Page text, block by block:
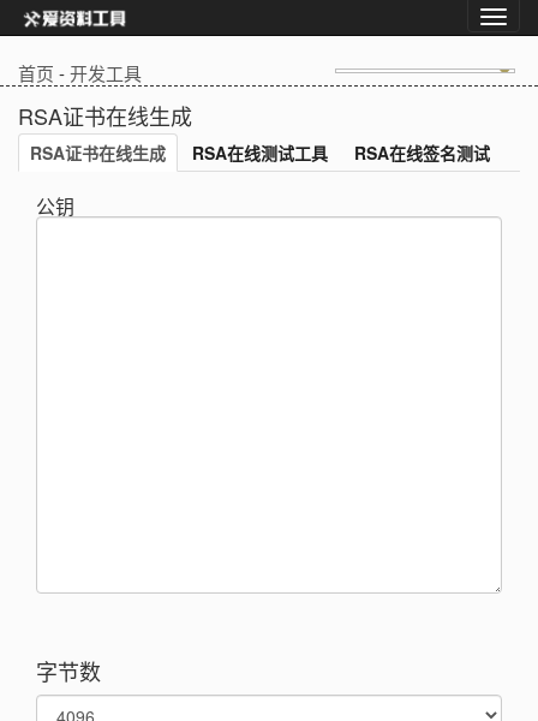
首页 -开发工具
RSA证书在线生成
RSA证书在线生成 RSA在线测试工具 RSA在线签名测试
公钥
字节数